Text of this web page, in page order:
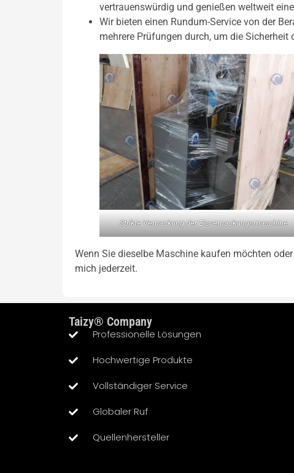
vertrauenswürdig und genießen weltweit
Wir bieten einen Rundum-Service von der
mehrere Prüfungen durch, um die
Strikte Verpackung der Eisverpackungsmaschine
Wenn Sie dieselbe Maschine kaufen möchten
mich jederzeit.
Taizy® Company
Professionelle Lösungen
Hochwertige Produkte
Vollständiger Service
Globaler Ruf
Quellenhersteller